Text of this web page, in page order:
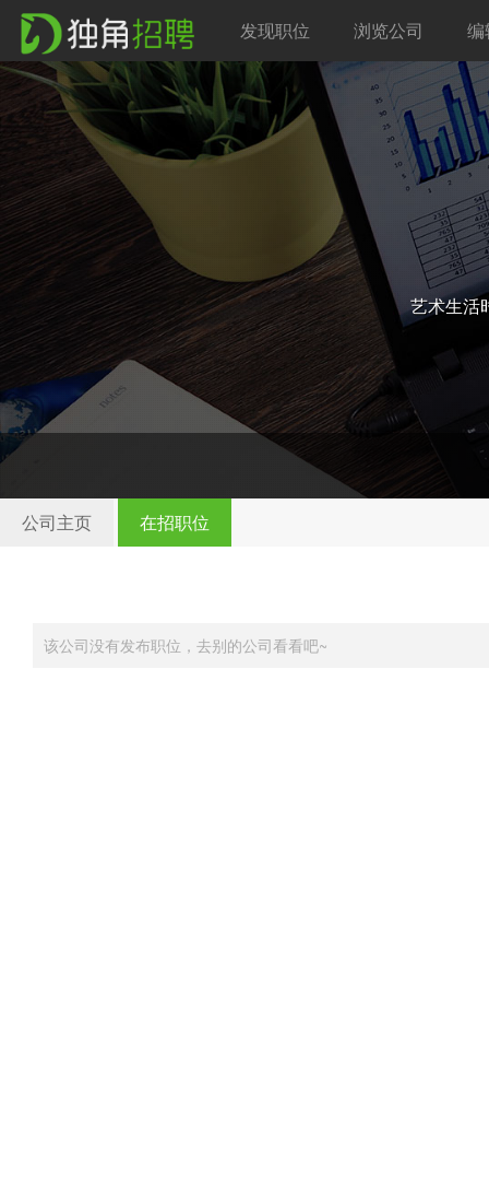
发现职位 浏览公司 编
艺术生活
公司主页 在招职位
该公司没有发布职位，去别的公司看看吧~